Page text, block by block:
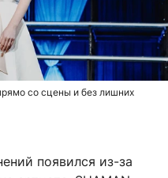
со сцены и без лишних
появился из-за